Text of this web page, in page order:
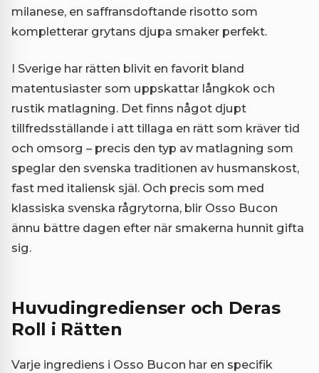
milanese, en saffransdoftande risotto som
kompletterar grytans djupa smaker perfekt.
I Sverige har rätten blivit en favorit bland
matentusiaster som uppskattar långkok och
rustik matlagning. Det finns något djupt
tillfredsställande i att tillaga en rätt som kräver tid
och omsorg – precis den typ av matlagning som
speglar den svenska traditionen av husmanskost,
fast med italiensk själ. Och precis som med
klassiska svenska rågrytorna, blir Osso Bucon
ännu bättre dagen efter när smakerna hunnit gifta
sig.
Huvudingredienser och Deras
Roll i Rätten
Varje ingrediens i Osso Bucon har en specifik